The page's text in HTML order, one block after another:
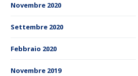
Novembre 2020
Settembre 2020
Febbraio 2020
Novembre 2019